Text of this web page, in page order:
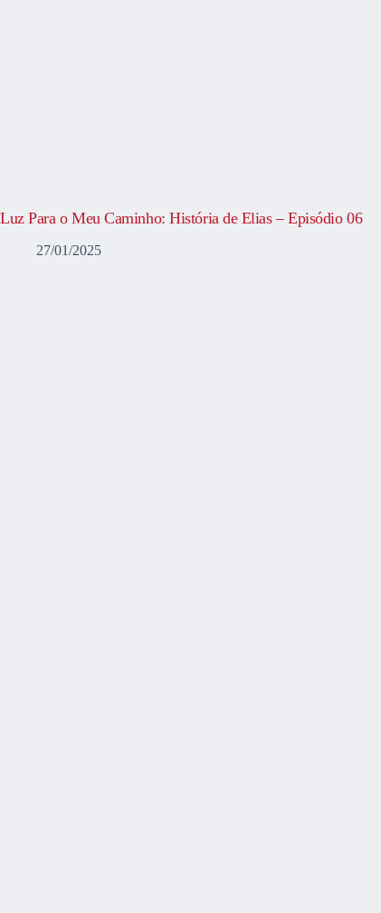
Luz Para o Meu Caminho: História de Elias – Episódio 06
27/01/2025